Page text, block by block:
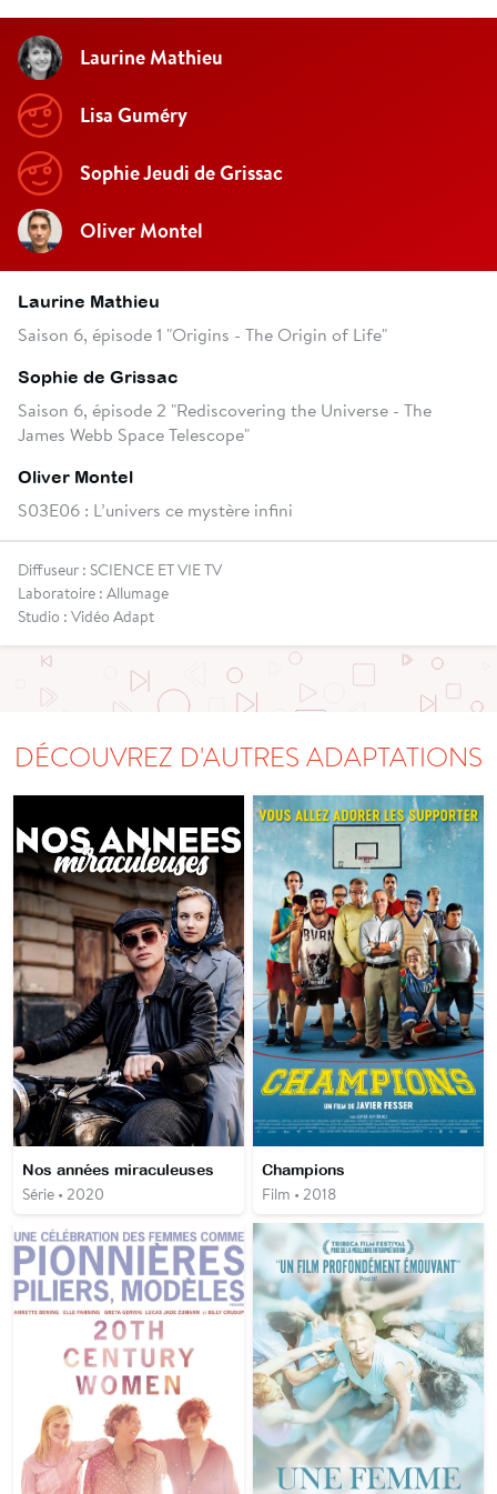
Laurine Mathieu
Lisa Guméry
Sophie Jeudi de Grissac
Oliver Montel
Laurine Mathieu
Saison 6, épisode 1 "Origins - The Origin of Life"
Sophie de Grissac
Saison 6, épisode 2 "Rediscovering the Universe - The
James Webb Space Telescope"
Oliver Montel
S03E06 : L’univers ce mystère infini
Diffuseur : SCIENCE ET VIE TV
Laboratoire : Allumage
Studio : Vidéo Adapt
DÉCOUVREZ D'AUTRES ADAPTATIONS
Nos années miraculeuses
Série • 2020
Champions
Film • 2018